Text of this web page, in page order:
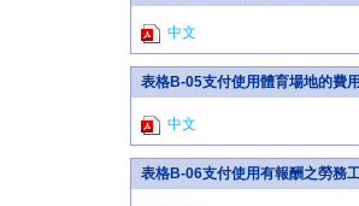
中文
表格B-05支付使用體育場地的費
中文
表格B-06支付使用有報酬之勞務